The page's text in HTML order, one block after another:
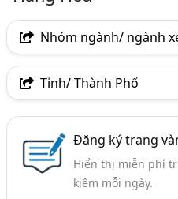
Nhóm ngành/ ngành
Ngành nghề
Ngành xem thêm
Xe Nâng Hàng (555)
Tỉnh/ Thành Phố
Bình Dương
Tp. Đà Nẵng
Bình Thuận
Đăng ký trang
Hiển thị miễn phí
kiếm mỗi ngày.